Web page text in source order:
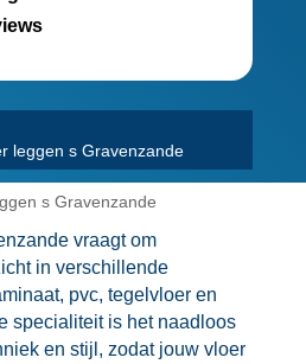
leggen s Gravenzande
vraagt om
in verschillende
pvc, tegelvloer en
specialiteit is het naadloos
en stijl, zodat jouw vloer